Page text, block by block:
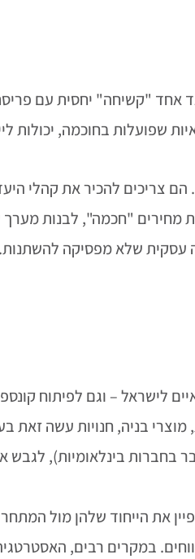
אחד "קשיחה" יחסית עם
שפועלות בחוכמה, יכולות
הם צריכים להכיר את קהלי
מחירים "חכמה", לבנות מערך
עסקית שלא מפסיקה להשתנות.
לישראל – וגם לפיתוח
בניה, חנויות עשה
בחברות בינלאומיות),
את הייחוד שלהן מול
במקרים רבים,